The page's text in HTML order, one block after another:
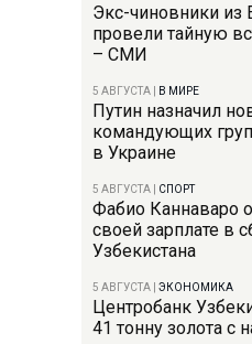
Экс-чиновники
провели тайную
– СМИ
5 АВГУСТА В МИРЕ
Путин назначил
командующих
в Украине
5 АВГУСТА СПОРТ
Фабио Каннаваро
своей зарплате в
Узбекистана
5 АВГУСТА ЭКОНОМИКА
Центробанк
41 тонну золота с